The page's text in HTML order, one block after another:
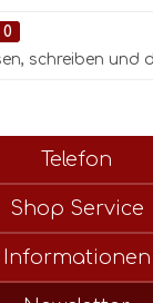
0
schreiben und
Telefon
Shop Service
Informationen